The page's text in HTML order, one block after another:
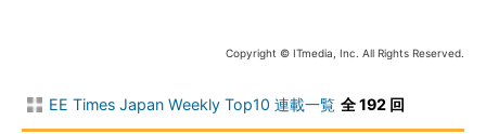
Copyright © ITmedia, Inc. All Rights Reserved.
EE Times Japan Weekly Top10 連載一覧 全 192 回